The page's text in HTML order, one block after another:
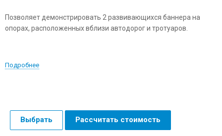
Позволяет демонстрировать 2 развивающихся баннера на
опорах, расположенных вблизи автодорог и тротуаров.
Подробнее
Выбрать Рассчитать стоимость